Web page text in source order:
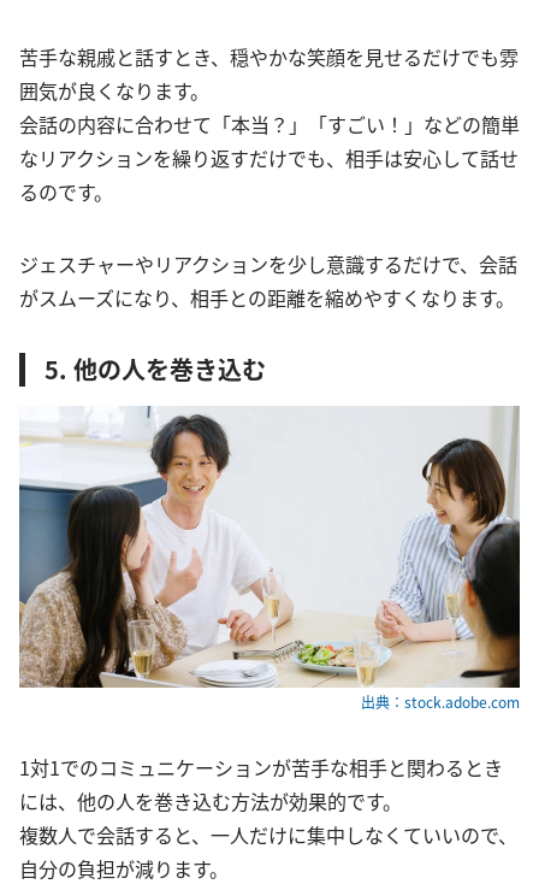
苦手な親戚と話すとき、穏やかな笑顔を見せるだけでも雰
囲気が良くなります。
会話の内容に合わせて「本当？」「すごい！」などの簡単
なリアクションを繰り返すだけでも、相手は安心して話せ
るのです。
ジェスチャーやリアクションを少し意識するだけで、会話
がスムーズになり、相手との距離を縮めやすくなります。
5. 他の人を巻き込む
出典：stock.adobe.com
1対1でのコミュニケーションが苦手な相手と関わるとき
には、他の人を巻き込む方法が効果的です。
複数人で会話すると、一人だけに集中しなくていいので、
自分の負担が減ります。